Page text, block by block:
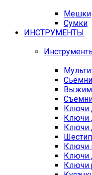
Мешки
Сумки
ИНСТРУМЕНТЫ
Ключи
Ключи
Ключи
Ключи
Ключи
Ключи